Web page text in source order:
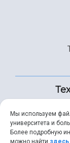
Мы используем
университета и
Более подробную
можно найти здесь